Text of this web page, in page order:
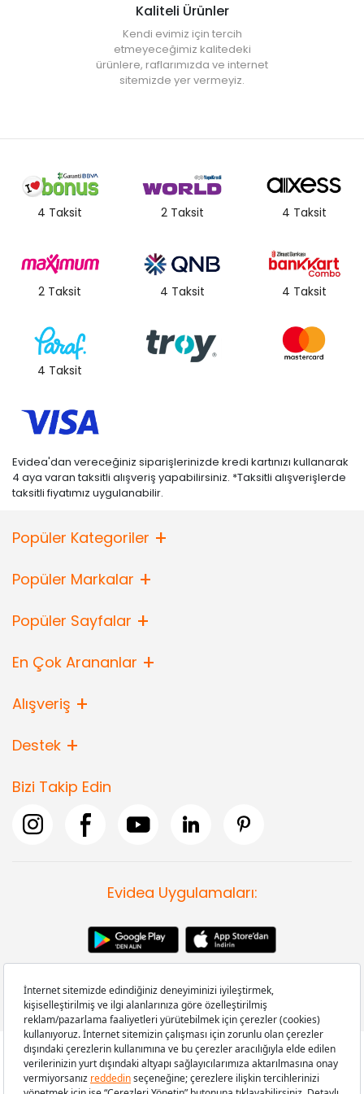
Kaliteli Ürünler
Kendi evimiz için tercih
etmeyeceğimiz kalitedeki
ürünlere, raflarımızda ve internet
sitemizde yer vermeyiz.
4 Taksit 2 Taksit 4 Taksit
2 Taksit 4 Taksit 4 Taksit
4 Taksit
Evidea'dan vereceğiniz siparişlerinizde kredi kartınızı kullanarak
4 aya varan taksitli alışveriş yapabilirsiniz. *Taksitli alışverişlerde
taksitli fiyatımız uygulanabilir.
Popüler Kategoriler
Popüler Markalar
Popüler Sayfalar
En Çok Arananlar
Alışveriş
Destek
Bizi Takip Edin
Evidea Uygulamaları:
Copyright © 2008-2026 Evidea.com | Tüm hakları saklıdır.